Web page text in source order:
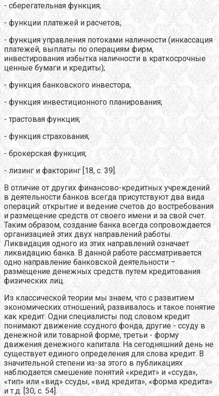
- сберегательная функция;
- функции платежей и расчетов;
- функция управления потоками наличности (инкассация
платежей, выплаты по операциям фирм,
инвестирования избытка наличности в краткосрочные
ценные бумаги и кредиты);
- функция банковского инвестора;
- функция инвестиционного планирования;
- трастовая функция;
- функция страхования;
- брокерская функция;
- лизинг и факторинг [18, с. 39].
В отличие от других финансово-кредитных учреждений
в деятельности банков всегда присутствуют два вида
операций: открытие и ведение счетов до востребования
и размещение средств от своего имени и за свой счет.
Таким образом, создание банка всегда сопровождается
организацией этих двух направлений работы.
Ликвидация одного из этих направлений означает
ликвидацию банка. В данной работе рассматривается
одно направление банковской деятельности –
размещение денежных средств путем кредитования
физических лиц.
Из классической теории мы знаем, что с развитием
экономических отношений, развивалось и такое понятие
как кредит. Одни специалисты под словом кредит
понимают движение ссудного фонда, другие - ссуду в
денежной или товарной форме, третьи - форму
движения денежного капитала. На сегодняшний день не
существует единого определения для слова кредит. В
значительной степени из-за этого в публикациях
наблюдается смешение понятий «кредит» и «ссуда»,
«тип» или «вид» ссуды, «вид кредита», «форма кредита»
и т.д. [30, с. 54].